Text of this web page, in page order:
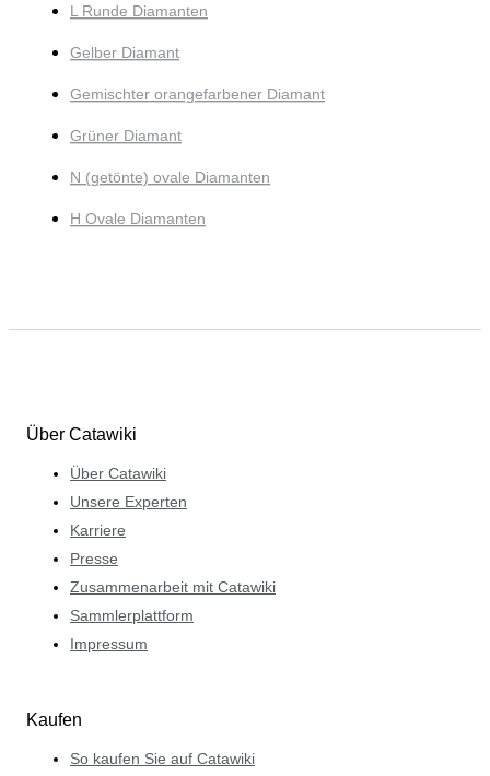
L Runde Diamanten
Gelber Diamant
Gemischter orangefarbener Diamant
Grüner Diamant
N (getönte) ovale Diamanten
H Ovale Diamanten
Über Catawiki
Über Catawiki
Unsere Experten
Karriere
Presse
Zusammenarbeit mit Catawiki
Sammlerplattform
Impressum
Kaufen
So kaufen Sie auf Catawiki